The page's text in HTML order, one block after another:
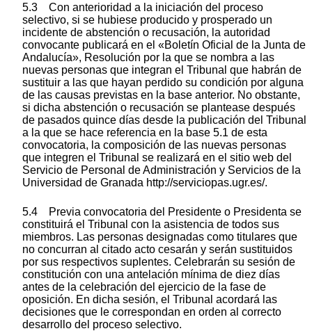
5.3 Con anterioridad a la iniciación del proceso
selectivo, si se hubiese producido y prosperado un
incidente de abstención o recusación, la autoridad
convocante publicará en el «Boletín Oficial de la Junta de
Andalucía», Resolución por la que se nombra a las
nuevas personas que integran el Tribunal que habrán de
sustituir a las que hayan perdido su condición por alguna
de las causas previstas en la base anterior. No obstante,
si dicha abstención o recusación se plantease después
de pasados quince días desde la publicación del Tribunal
a la que se hace referencia en la base 5.1 de esta
convocatoria, la composición de las nuevas personas
que integren el Tribunal se realizará en el sitio web del
Servicio de Personal de Administración y Servicios de la
Universidad de Granada http://serviciopas.ugr.es/.
5.4 Previa convocatoria del Presidente o Presidenta se
constituirá el Tribunal con la asistencia de todos sus
miembros. Las personas designadas como titulares que
no concurran al citado acto cesarán y serán sustituidos
por sus respectivos suplentes. Celebrarán su sesión de
constitución con una antelación mínima de diez días
antes de la celebración del ejercicio de la fase de
oposición. En dicha sesión, el Tribunal acordará las
decisiones que le correspondan en orden al correcto
desarrollo del proceso selectivo.